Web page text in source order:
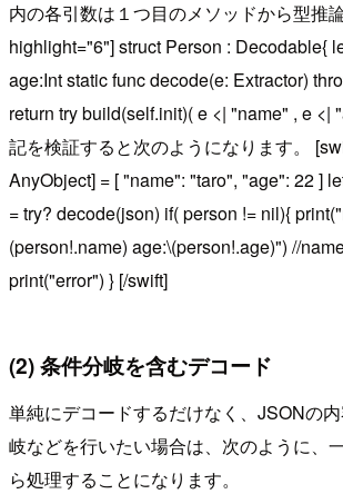
内の各引数は１つ目のメソッドから型推
highlight="6"] struct Person : Decodable{
age:Int static func decode(e: Extractor)
return try build(self.init)( e <| "name" , e <|
記を検証すると次のようになります。
AnyObject] = [ "name": "taro", "age": 22 ]
= try? decode(json) if( person != nil){
(person!.name) age:\(person!.age)") //
print("error") } [/swift]
(2) 条件分岐を含むデコード
単純にデコードするだけなく、JSONの
岐などを行いたい場合は、次のように、
ら処理することになります。